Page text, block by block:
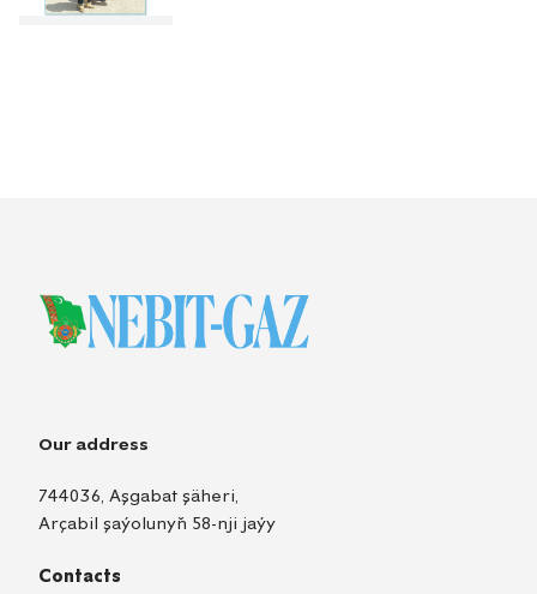
Our address
744036, Aşgabat şäheri,
Arçabil şaýolunyň 58-nji jaýy
Contacts